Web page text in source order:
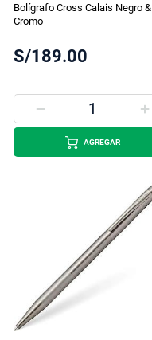
Bolígrafo Cross Calais Negro &
Cromo
S/189.00
AGREGAR